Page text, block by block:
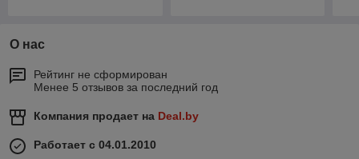
О нас
Рейтинг не сформирован
Менее 5 отзывов за последний год
Компания продает на Deal.by
Работает с 04.01.2010